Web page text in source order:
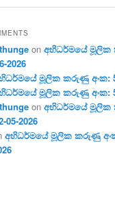
onඅභිධර්මයේ මූලික
2026
මූලික කරුණු අංක: 52
මූලික කරුණු අංක: 52
onඅභිධර්මයේ මූලික
2026
අභිධර්මයේ මූලික කරුණු